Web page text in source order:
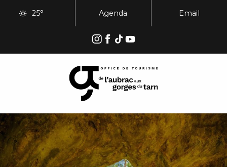
25° Agenda Email